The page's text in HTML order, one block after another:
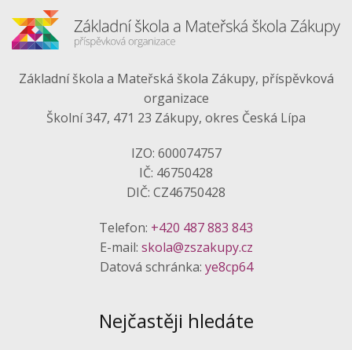
Základní škola a Mateřská škola Zákupy, příspěvková
organizace
Školní 347, 471 23 Zákupy, okres Česká Lípa
IZO: 600074757
IČ: 46750428
DIČ: CZ46750428
Telefon: +420 487 883 843
E-mail: skola@zszakupy.cz
Datová schránka: ye8cp64
Nejčastěji hledáte